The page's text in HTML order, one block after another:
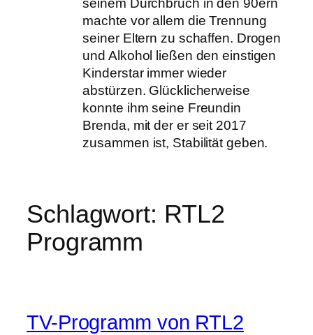
seinem Durchbruch in den 90ern
machte vor allem die Trennung
seiner Eltern zu schaffen. Drogen
und Alkohol ließen den einstigen
Kinderstar immer wieder
abstürzen. Glücklicherweise
konnte ihm seine Freundin
Brenda, mit der er seit 2017
zusammen ist, Stabilität geben.
Schlagwort: RTL2
Programm
TV-Programm von RTL2